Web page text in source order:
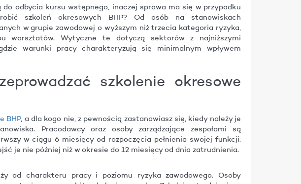
odbycia kursu wstępnego, inaczej sprawa ma się w przypadku
szkoleń okresowych BHP? Od osób na stanowiskach
w grupie zawodowej o wyższym niż trzecia kategoria ryzyka,
warsztatów. Wytyczne te dotyczą sektorów z najniższymi
warunki pracy charakteryzują się minimalnym wpływem
szkolenie okresowe
BHP, a dla kogo nie, z pewnością zastanawiasz się, kiedy należy je
Pracodawcy oraz osoby zarządzające zespołami są
w ciągu 6 miesięcy od rozpoczęcia pełnienia swojej funkcji.
je nie później niż w okresie do 12 miesięcy od dnia zatrudnienia.
od charakteru pracy i poziomu ryzyka zawodowego. Osoby